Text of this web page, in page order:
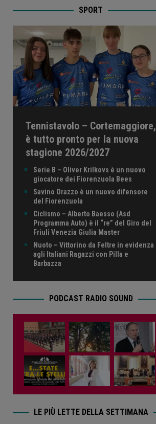
SPORT
Tennistavolo – Cortemaggiore,
è tutto pronto per la nuova
stagione 2026/2027
Serie B – Oliver Krilkovs è un nuovo
giocatore dei Fiorenzuola Bees
Savino Orazzo è un nuovo difensore
del Fiorenzuola
Ciclismo – Alberto Baesso (Asd
Programma Auto) è il “re” del Giro del
Friuli Venezia Giulia Master
Nuoto – Vittorino da Feltre in evidenza
agli Italiani Ragazzi con Pilla e
Barbazza
PODCAST RADIO SOUND
LE PIÙ LETTE DELLA SETTIMANA